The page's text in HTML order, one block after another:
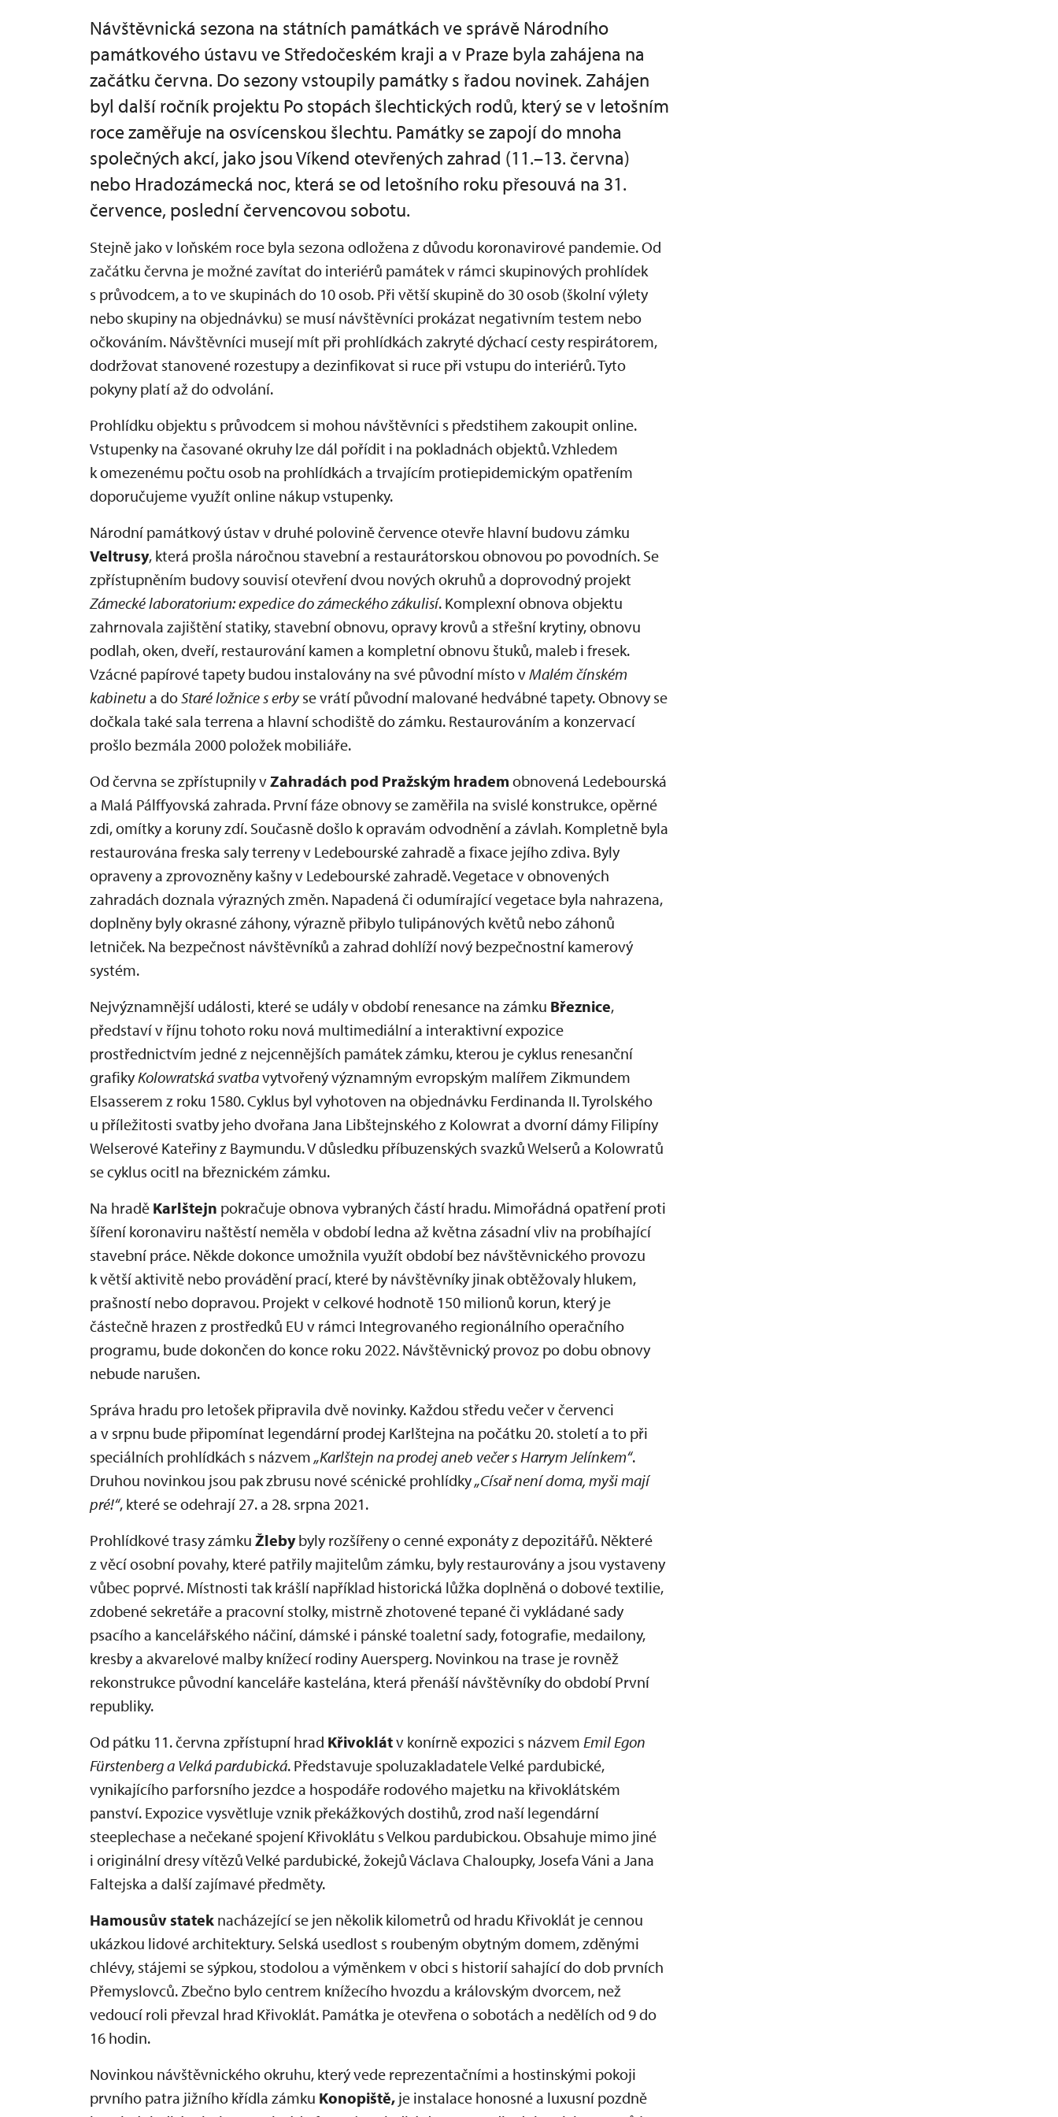
Návštěvnická sezona na státních památkách ve správě Národního
památkového ústavu ve Středočeském kraji a v Praze byla zahájena na
začátku června. Do sezony vstoupily památky s řadou novinek. Zahájen
byl další ročník projektu Po stopách šlechtických rodů, který se v letošním
roce zaměřuje na osvícenskou šlechtu. Památky se zapojí do mnoha
společných akcí, jako jsou Víkend otevřených zahrad (11.–13. června)
nebo Hradozámecká noc, která se od letošního roku přesouvá na 31.
července, poslední červencovou sobotu.
Stejně jako v loňském roce byla sezona odložena z důvodu koronavirové pandemie. Od
začátku června je možné zavítat do interiérů památek v rámci skupinových prohlídek
s průvodcem, a to ve skupinách do 10 osob. Při větší skupině do 30 osob (školní výlety
nebo skupiny na objednávku) se musí návštěvníci prokázat negativním testem nebo
očkováním. Návštěvníci musejí mít při prohlídkách zakryté dýchací cesty respirátorem,
dodržovat stanovené rozestupy a dezinfikovat si ruce při vstupu do interiérů. Tyto
pokyny platí až do odvolání.
Prohlídku objektu s průvodcem si mohou návštěvníci s předstihem zakoupit online.
Vstupenky na časované okruhy lze dál pořídit i na pokladnách objektů. Vzhledem
k omezenému počtu osob na prohlídkách a trvajícím protiepidemickým opatřením
doporučujeme využít online nákup vstupenky.
Národní památkový ústav v druhé polovině července otevře hlavní budovu zámku
Veltrusy, která prošla náročnou stavební a restaurátorskou obnovou po povodních. Se
zpřístupněním budovy souvisí otevření dvou nových okruhů a doprovodný projekt
Zámecké laboratorium: expedice do zámeckého zákulisí. Komplexní obnova objektu
zahrnovala zajištění statiky, stavební obnovu, opravy krovů a střešní krytiny, obnovu
podlah, oken, dveří, restaurování kamen a kompletní obnovu štuků, maleb i fresek.
Vzácné papírové tapety budou instalovány na své původní místo vMalém čínském
kabinetu a doStaré ložnice s erbyse vrátí původní malované hedvábné tapety. Obnovy se
dočkala také sala terrena a hlavní schodiště do zámku. Restaurováním a konzervací
prošlo bezmála 2000 položek mobiliáře.
Od června se zpřístupnily vZahradách pod Pražským hradem obnovená Ledebourská
a Malá Pálffyovská zahrada. První fáze obnovy se zaměřila na svislé konstrukce, opěrné
zdi, omítky a koruny zdí. Současně došlo k opravám odvodnění a závlah. Kompletně byla
restaurována freska saly terreny v Ledebourské zahradě a fixace jejího zdiva. Byly
opraveny a zprovozněny kašny v Ledebourské zahradě. Vegetace v obnovených
zahradách doznala výrazných změn. Napadená či odumírající vegetace byla nahrazena,
doplněny byly okrasné záhony, výrazně přibylo tulipánových květů nebo záhonů
letniček. Na bezpečnost návštěvníků a zahrad dohlíží nový bezpečnostní kamerový
systém.
Nejvýznamnější události, které se udály v období renesance na zámku Březnice,
představí v říjnu tohoto roku nová multimediální a interaktivní expozice
prostřednictvím jedné z nejcennějších památek zámku, kterou je cyklus renesanční
grafikyKolowratská svatbavytvořený významným evropským malířem Zikmundem
Elsasserem z roku 1580. Cyklus byl vyhotoven na objednávku Ferdinanda II. Tyrolského
u příležitosti svatby jeho dvořana Jana Libštejnského z Kolowrat a dvorní dámy Filipíny
Welserové Kateřiny z Baymundu. V důsledku příbuzenských svazků Welserů a Kolowratů
se cyklus ocitl na březnickém zámku.
Na hradě Karlštejn pokračuje obnova vybraných částí hradu. Mimořádná opatření proti
šíření koronaviru naštěstí neměla v období ledna až května zásadní vliv na probíhající
stavební práce. Někde dokonce umožnila využít období bez návštěvnického provozu
k větší aktivitě nebo provádění prací, které by návštěvníky jinak obtěžovaly hlukem,
prašností nebo dopravou. Projekt v celkové hodnotě 150 milionů korun, který je
částečně hrazen z prostředků EU v rámci Integrovaného regionálního operačního
programu, bude dokončen do konce roku 2022. Návštěvnický provoz po dobu obnovy
nebude narušen.
Správa hradu pro letošek připravila dvě novinky. Každou středu večer v červenci
a v srpnu bude připomínat legendární prodej Karlštejna na počátku 20. století a to při
speciálních prohlídkách s názvem „Karlštejn na prodej aneb večer s Harrym Jelínkem“.
Druhou novinkou jsou pak zbrusu nové scénické prohlídky„Císař není doma, myši mají
pré!“, které se odehrají 27. a 28. srpna 2021.
Prohlídkové trasy zámku Žlebybyly rozšířeny o cenné exponáty z depozitářů. Některé
z věcí osobní povahy, které patřily majitelům zámku, byly restaurovány a jsou vystaveny
vůbec poprvé. Místnosti tak krášlí například historická lůžka doplněná o dobové textilie,
zdobené sekretáře a pracovní stolky, mistrně zhotovené tepané či vykládané sady
psacího a kancelářského náčiní, dámské i pánské toaletní sady, fotografie, medailony,
kresby a akvarelové malby knížecí rodiny Auersperg. Novinkou na trase je rovněž
rekonstrukce původní kanceláře kastelána, která přenáší návštěvníky do období První
republiky.
Od pátku 11. června zpřístupní hrad Křivoklátv konírně expozici s názvem Emil Egon
Fürstenberg a Velká pardubická. Představuje spoluzakladatele Velké pardubické,
vynikajícího parforsního jezdce a hospodáře rodového majetku na křivoklátském
panství. Expozice vysvětluje vznik překážkových dostihů, zrod naší legendární
steeplechase a nečekané spojení Křivoklátu s Velkou pardubickou. Obsahuje mimo jiné
i originální dresy vítězů Velké pardubické, žokejů Václava Chaloupky, Josefa Váni a Jana
Faltejska a další zajímavé předměty.
Hamousův statek nacházející se jen několik kilometrů od hradu Křivoklát je cennou
ukázkou lidové architektury. Selská usedlost s roubeným obytným domem, zděnými
chlévy, stájemi se sýpkou, stodolou a výměnkem v obci s historií sahající do dob prvních
Přemyslovců. Zbečno bylo centrem knížecího hvozdu a královským dvorcem, než
vedoucí roli převzal hrad Křivoklát. Památka je otevřena o sobotách a nedělích od 9 do
16 hodin.
Novinkou návštěvnického okruhu, který vede reprezentačními a hostinskými pokoji
prvního patra jižního křídla zámku Konopiště, je instalace honosné a luxusní pozdně